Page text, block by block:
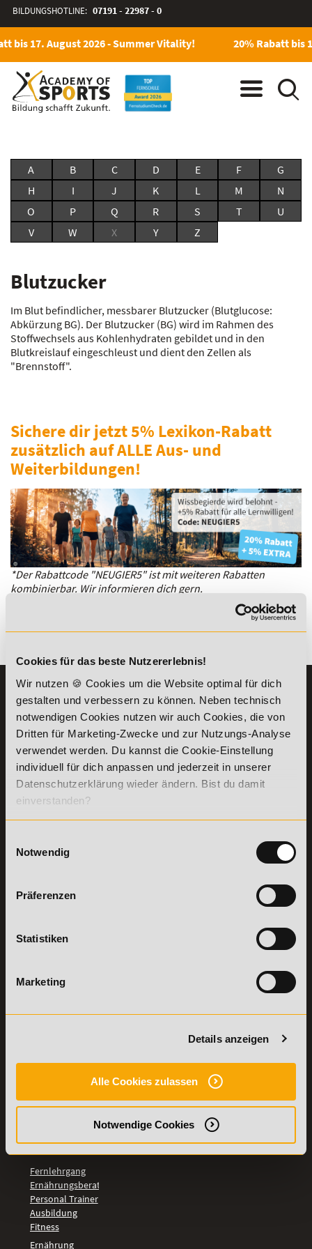
Cookies für das beste Nutzererlebnis!
Wir nutzen 🍪 Cookies um die Website optimal für dich
gestalten und verbessern zu können. Neben technisch
notwendigen Cookies nutzen wir auch Cookies, die von
Dritten für Marketing-Zwecke und zur Nutzungs-Analyse
verwendet werden. Du kannst die Cookie-Einstellung
individuell für dich anpassen und jederzeit in unserer
Datenschutzerklärung wieder ändern. Bist du damit
einverstanden?
Notwendig
Präferenzen
Statistiken
Marketing
Details anzeigen
Alle Cookies zulassen
Notwendige Cookies
BILDUNGSHOTLINE: 07191 - 22987 - 0
bis 17. August 2026 - Summer Vitality! 20% Rabatt bis
A B C D E F
G
H
I J K L M
N
O
P Q R S T
U
V
W X Y Z
Blutzucker
Im Blut befindlicher, messbarer Blutzucker (Blutglucose:
Abkürzung BG). Der Blutzucker (BG) wird im Rahmen des
Stoffwechsels aus Kohlenhydraten gebildet und in den
Blutkreislauf eingeschleust und dient den Zellen als
"Brennstoff".
Sichere dir jetzt 5% Lexikon-Rabatt
zusätzlich auf ALLE Aus- und
Weiterbildungen!
*Der Rabattcode "NEUGIER5" ist mit weiteren Rabatten
kombinierbar. Wir informieren dich gern.
KONTAKT
07191-22987-0
WhatsApp:
+49 (0) 7191 9513201
Academy of Sports GmbH
Willy-Brandt-Platz 2
Fax:+49 (0) 7191 - 229 87 – 99
Freitag: 8:00 - 17:00 Uhr
Vertrag
INFORMATIONEN
Die Academy
Lehr- und
Lernmethoden
PreisFAIRsprechen
Online Campus
Bring a Friend
Partnerprogramm
Stellenangebote
Weiterbildungen
LEHRGÄNGE
Fitnesstrainer A-
und B-Lizenz
Fernlehrgang
Ernährungsberater
Personal Trainer
Personal Coach
werden
Mentaltrainer
Motivationstrainer
BILDUNGSBEREICHE
Fernlehrgang
Ernährungsberater
Personal Trainer
Ausbildung
Fitness
Ernährung